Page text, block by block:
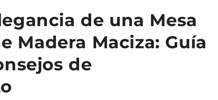
de una Mesa
Madera Maciza: Guía
de